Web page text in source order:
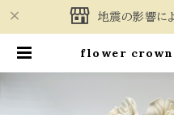
地震の影響に
flower